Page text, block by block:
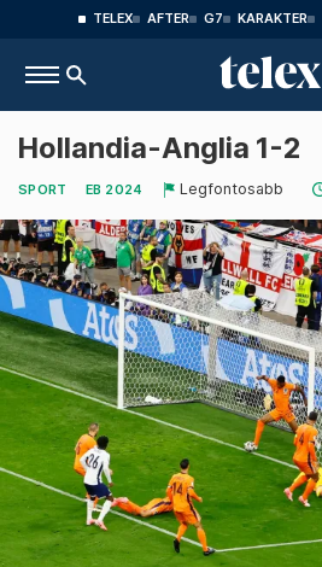
TELEX AFTER G7 KARAKTER
Hollandia-Anglia 1-2
SPORT EB 2024 Legfontosabb